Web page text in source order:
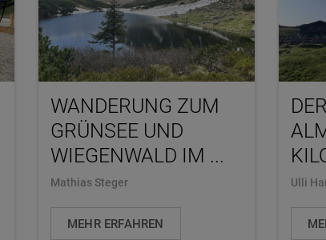
WANDERUNG ZUM
GRÜNSEE UND
WIEGENWALD IM ...
Mathias Steger
MEHR ERFAHREN
Ulli